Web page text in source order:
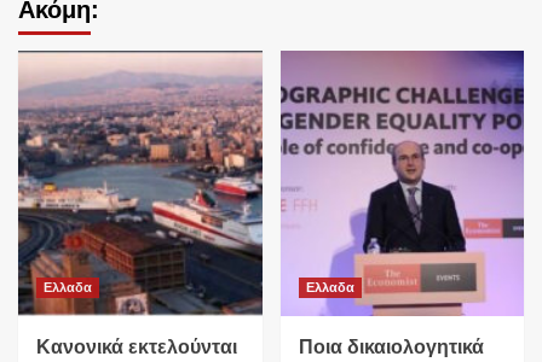
Ακόμη:
Ελλαδα
Κανονικά εκτελούνται
Ελλαδα
Ποια δικαιολογητικά